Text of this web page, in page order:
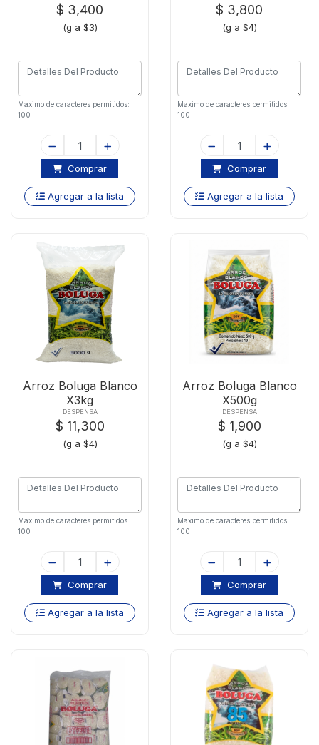
$ 3,400
(g a $3)
Maximo de caracteres permitidos:
100
Comprar
Agregar a la lista
$ 3,800
(g a $4)
Maximo de caracteres permitidos:
100
Comprar
Agregar a la lista
Arroz Boluga Blanco
X3kg
DESPENSA
$ 11,300
(g a $4)
Maximo de caracteres permitidos:
100
Comprar
Agregar a la lista
Arroz Boluga Blanco
X500g
DESPENSA
$ 1,900
(g a $4)
Maximo de caracteres permitidos:
100
Comprar
Agregar a la lista